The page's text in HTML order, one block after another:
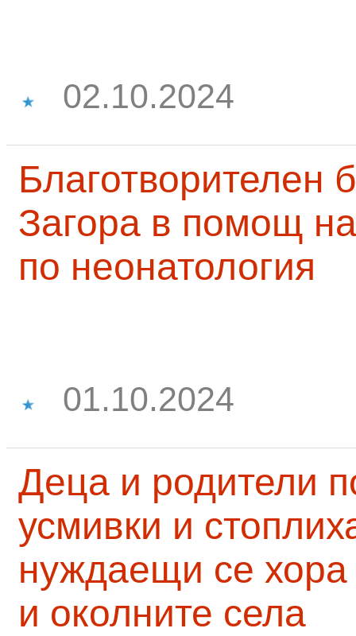
02.10.2024
Благотворителен
Загора в помощ
по неонатология
01.10.2024
Деца и родители
усмивки и
нуждаещи се
и околните села